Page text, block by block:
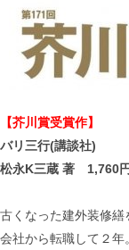
【芥川賞受賞作】
バリ三行(講談社)
松永K三蔵 著 1,760
古くなった建外装修
会社から転職して２